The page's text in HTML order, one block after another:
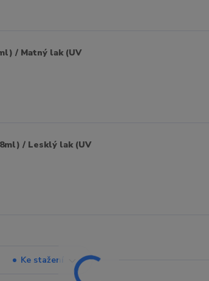
/ Matný lak (UV
/ Lesklý lak (UV
Ke stažení